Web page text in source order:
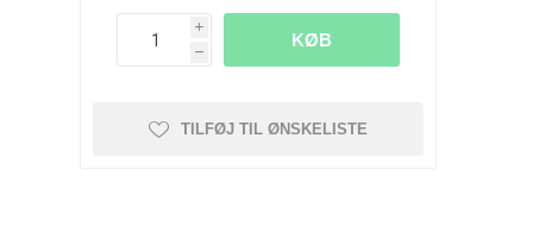
i
h
KØB
TILFØJ TIL ØNSKELISTE